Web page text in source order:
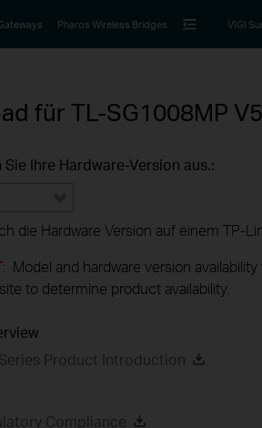
Pharos Wireless Bridges VIGI
für TL-SG1008MP V5
Ihre Hardware-Version aus.:
die Hardware Version auf einem TP-
: Model and hardware version
to determine product availability.
Product Introduction
Compliance